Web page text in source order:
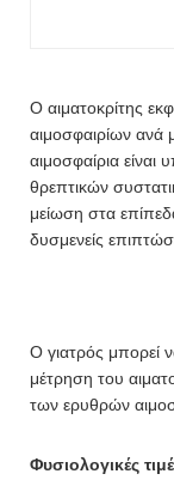
Ο αιματοκρίτης
αιμοσφαιρίων ανά
αιμοσφαίρια
θρεπτικών
μείωση στα
δυσμενείς
Ο γιατρός μπορεί
μέτρηση του
των ερυθρών
Φυσιολογικές